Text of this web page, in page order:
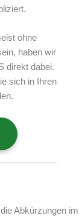
ohne
haben wir
direkt dabei.
sich in Ihren
Abkürzungen im